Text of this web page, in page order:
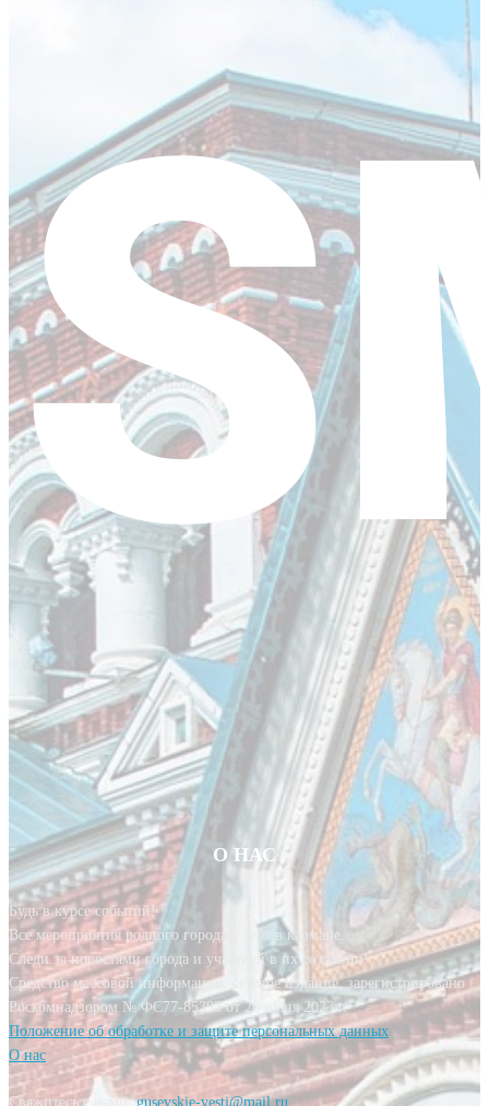
О НАС
Будь в курсе событий!
Все мероприятия родного города у тебя в кармане.
Следи за новостями города и участвуй в их создании!
Средство массовой информации, сетевое издание, зарегистрировано
Роскомнадзором № ФС77-85393 от 20 июня 2023 г.
Положение об обработке и защите персональных данных
О нас
Свяжитесь с нами:gusevskie-vesti@mail.ru